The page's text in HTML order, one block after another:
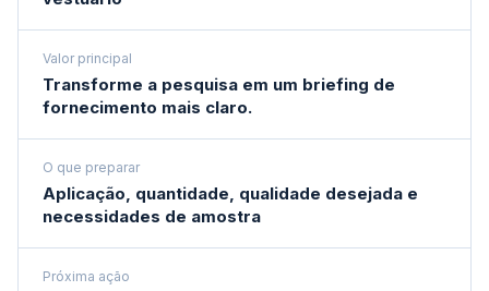
Valor principal
Transforme a pesquisa em um briefing de
fornecimento mais claro.
O que preparar
Aplicação, quantidade, qualidade desejada e
necessidades de amostra
Próxima ação